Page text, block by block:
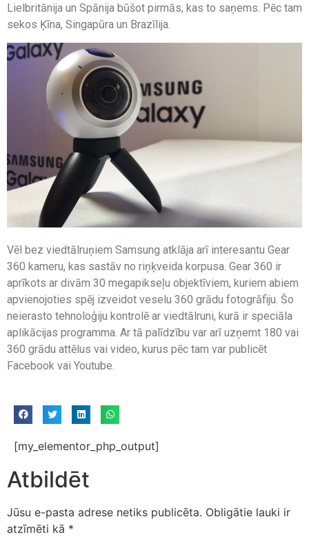
Lielbritānija un Spānija būšot pirmās, kas to saņems. Pēc tam
sekos Ķīna, Singapūra un Brazīlija.
Vēl bez viedtālruņiem Samsung atklāja arī interesantu Gear
360 kameru, kas sastāv no riņķveida korpusa. Gear 360 ir
aprīkots ar divām 30 megapikseļu objektīviem, kuriem abiem
apvienojoties spēj izveidot veselu 360 grādu fotogrāfiju. Šo
neierasto tehnoloģiju kontrolē ar viedtālruni, kurā ir speciāla
aplikācijas programma. Ar tā palīdzību var arī uzņemt 180 vai
360 grādu attēlus vai video, kurus pēc tam var publicēt
Facebook vai Youtube.
[my_elementor_php_output]
Atbildēt
Jūsu e-pasta adrese netiks publicēta. Obligātie lauki ir
atzīmēti kā *